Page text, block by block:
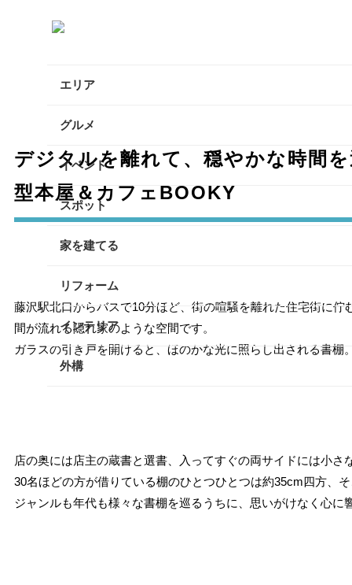
エリア
逗子・葉山・三浦エリア
鎌倉・大船エリア
藤沢・辻堂・江ノ島エリア
大磯・二宮エリア
南足柄・開成・山北エリア
その他
グルメ
イベント
スポット
家を建てる
リフォーム
インテリア
外構
デジタルを離れて、穏やかな時間
型本屋＆カフェBOOKY
藤沢駅北口からバスで10分ほど、街の喧騒を離れた住宅街に
間が流れる隠れ家のような空間です。
ガラスの引き戸を開けると、ほのかな光に照らし出される書棚
店の奥には店主の蔵書と選書、入ってすぐの両サイドには小
30名ほどの方が借りている棚のひとつひとつは約35cm四方、
ジャンルも年代も様々な書棚を巡るうちに、思いがけなく心に